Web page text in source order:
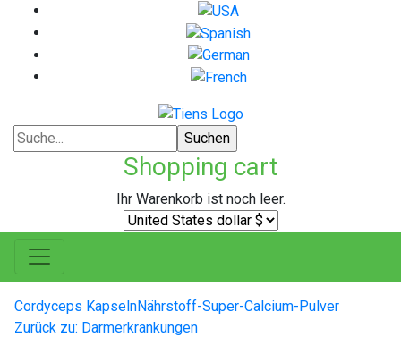
Shopping cart
Ihr Warenkorb ist noch leer.
Cordyceps KapselnNährstoff-Super-Calcium-Pulver
Zurück zu: Darmerkrankungen